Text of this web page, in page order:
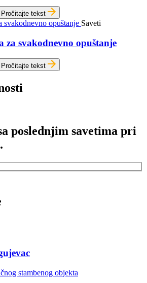
Pročitajte tekst
Saveti
za svakodnevno opuštanje
Pročitajte tekst
poslednjim savetima pri
stambenog objekta